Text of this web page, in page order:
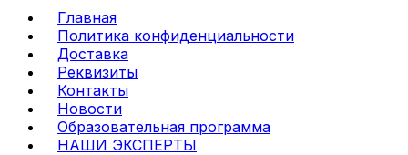
Главная
Политика конфиденциальности
Доставка
Реквизиты
Контакты
Новости
Образовательная программа
НАШИ ЭКСПЕРТЫ